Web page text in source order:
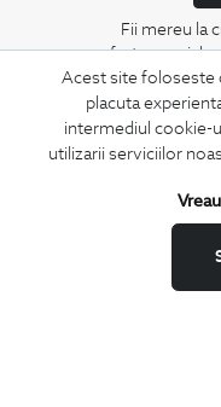
Acest site foloseste
placuta
intermediul cookie-
utilizarii serviciilor
Fii mereu la
oferte speciale